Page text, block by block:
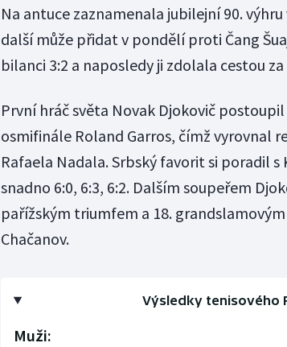
Na antuce zaznamenala jubilejní 90.
další může přidat v pondělí proti Čang
bilanci 3:2 a naposledy ji zdolala cestou
První hráč světa Novak Djokovič
osmifinále Roland Garros, čímž vyrovnal
Rafaela Nadala. Srbský favorit si poradil
snadno 6:0, 6:3, 6:2. Dalším soupeřem
pařížským triumfem a 18.
Chačanov.
Výsledky tenisového
Muži: